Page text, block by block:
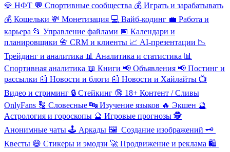
💎 НФТ 💬 Спортивные сообщества 💰 Играть и зарабатывать
💰 Кошельки 💸 Монетизация 💻 Вайб-кодинг 💼 Работа и
карьера 📂 Управление файлами 📅 Календари и
планировщики 📇 CRM и клиенты 📈 AI-презентации 📉
Трейдинг и аналитика 📊 Аналитика и статистика 📊
Спортивная аналитика 📖 Книги 📢 Объявления 📢 Постинг и
рассылки 📰 Новости и блоги 📰 Новости и Хайлайты 📺
Видео и стриминг 🔒 Стейкинг 🔞 18+ Контент / Сливы
OnlyFans 🔠 Словесные 🔤 Изучение языков 🔥 Экшен 🔮
Астрология и гороскопы 🔮 Игровые прогнозы 🕵
️Анонимные чаты 🕹 ️Аркады 🖼 ️ Создание изображений 🗝
Квесты 😄 Стикеры и эмодзи 🚀 Продвижение и реклама 🛍